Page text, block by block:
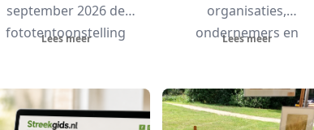
september 2026 de
fototentoonstelling
Lees meer
organisaties,
ondernemers en
regenboogvlag
halfstok te hangen.
Lees meer